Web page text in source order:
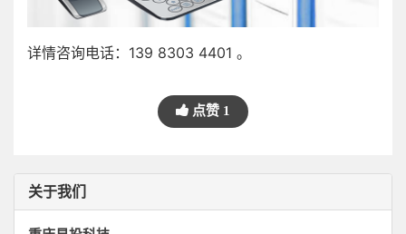
详情咨询电话：139 8303 4401 。
点赞 1
关于我们